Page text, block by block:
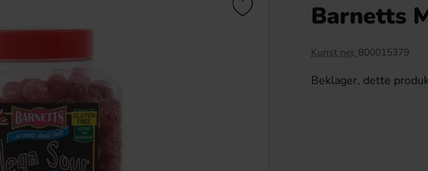
Barnetts
Kunst nej: 800015379
Beklager, dette